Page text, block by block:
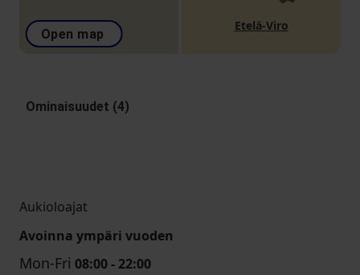
Open map
Etelä-Viro
Ominaisuudet (4)
Aukioloajat
Avoinna ympäri vuoden
Mon-Fri 08:00 - 22:00